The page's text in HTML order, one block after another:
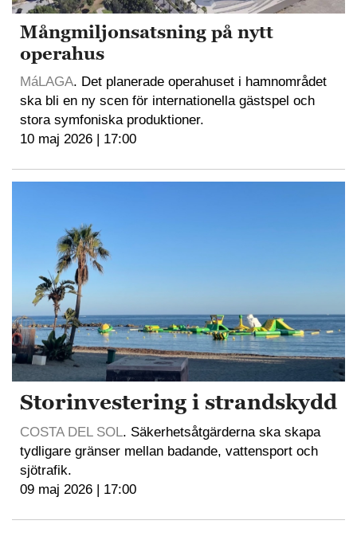
Mångmiljonsatsning på nytt
operahus
MáLAGA. Det planerade operahuset i hamnområdet
ska bli en ny scen för internationella gästspel och
stora symfoniska produktioner.
10 maj 2026 | 17:00
Storinvestering i strandskydd
COSTA DEL SOL. Säkerhetsåtgärderna ska skapa
tydligare gränser mellan badande, vattensport och
sjötrafik.
09 maj 2026 | 17:00